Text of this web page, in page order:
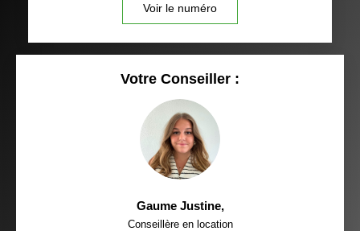
Voir le numéro
Votre Conseiller :
Gaume Justine,
Conseillère en location